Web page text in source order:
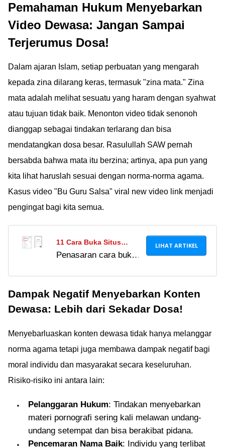
Pemahaman Hukum Menyebarkan
Video Dewasa: Jangan Sampai
Terjerumus Dosa!
Dalam ajaran Islam, setiap perbuatan yang mengarah
kepada zina dilarang keras, termasuk "zina mata." Zina
mata adalah melihat sesuatu yang haram dengan syahwat
atau tujuan tidak baik. Menonton video tidak senonoh
dianggap sebagai tindakan terlarang dan bisa
mendatangkan dosa besar. Rasulullah SAW pernah
bersabda bahwa mata itu berzina; artinya, apa pun yang
kita lihat haruslah sesuai dengan norma-norma agama.
Kasus video "Bu Guru Salsa" viral new video link menjadi
pengingat bagi kita semua.
11 Cara Buka Situs
Bokeh Mudah Bebas
Penasaran cara buka
yang diblokir?
Waspada, ada bahaya
serangan siber
mengintai di balik situs
bokeh.
LIHAT ARTIKEL
Dampak Negatif Menyebarkan Konten
Dewasa: Lebih dari Sekadar Dosa!
Menyebarluaskan konten dewasa tidak hanya melanggar
norma agama tetapi juga membawa dampak negatif bagi
moral individu dan masyarakat secara keseluruhan.
Risiko-risiko ini antara lain:
Pelanggaran Hukum: Tindakan menyebarkan
materi pornografi sering kali melawan undang-
undang setempat dan bisa berakibat pidana.
Pencemaran Nama Baik: Individu yang terlibat